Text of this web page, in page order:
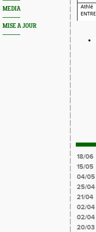
MEDIA
MISE A JOUR
18/06
15/05
04/05
25/04
21/04
02/04
02/04
20/03